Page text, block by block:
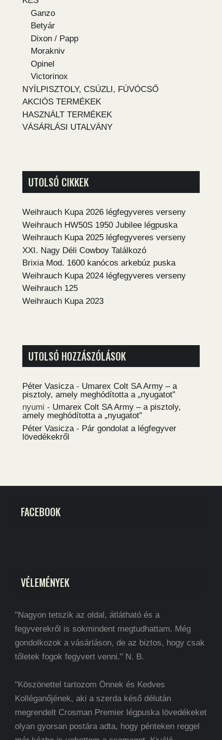
Ganzo
Betyár
Dixon / Papp
Morakniv
Opinel
Victorinox
NYÍLPISZTOLY, CSÚZLI, FÚVÓCSŐ
AKCIÓS TERMÉKEK
HASZNÁLT TERMÉKEK
VÁSÁRLÁSI UTALVÁNY
UTOLSÓ CIKKEK
Weihrauch Kupa 2026 légfegyveres verseny
Weihrauch HW50S 1950 Jubilee légpuska
Weihrauch Kupa 2025 légfegyveres verseny
XXI. Nagy Déli Cowboy Találkozó
Brixia Mod. 1600 kanócos arkebúz puska
Weihrauch Kupa 2024 légfegyveres verseny
Weihrauch 125
Weihrauch Kupa 2023
UTOLSÓ HOZZÁSZÓLÁSOK
Péter Vasicza - Umarex Colt SA Army – a
pisztoly, amely meghódította a „nyugatot”
nyumi - Umarex Colt SA Army – a pisztoly,
amely meghódította a „nyugatot”
Péter Vasicza - Pár gondolat a légfegyver
lövedékekről
FACEBOOK
VÉLEMÉNYEK
"Nagyon tetszik az oldal, átlátható és a
fegyverekről is sokmindent megtudhattam. Még
gondolkozok a vásárláson, de az biztos, hogy csak
tőletek fogok fegyvert venni." N. B.
"Köszönettel tartozom Önnek és Kedves
Kolléganőjének, aki a szerda késő délután
megrendelt Crosman Premier légpuska lövedékeket
olyan gyorsan postára adta, hogy pénteken reggel